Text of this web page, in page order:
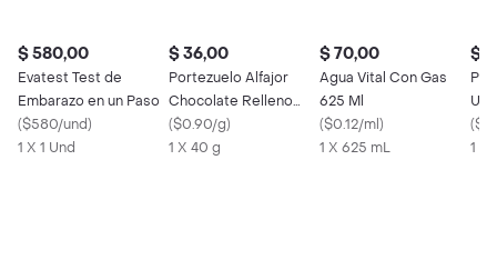
$ 580,00
Evatest Test de
Embarazo en un Paso
($580/und)
1 X 1 Und
$ 36,00
Portezuelo Alfajor
Chocolate Relleno
con Dulce de Leche
($0.90/g)
1 X 40 g
$ 70,00
Agua Vital Con Gas
625 Ml
($0.12/ml)
1 X 625 mL
$
(
1 X